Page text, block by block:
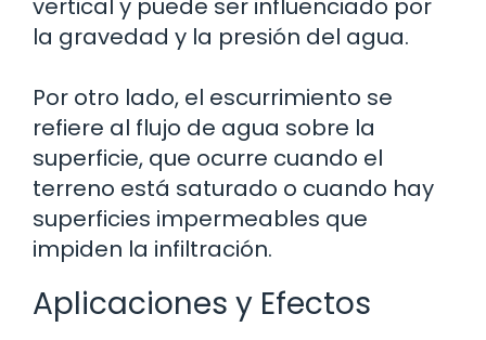
vertical y puede ser influenciado por
la gravedad y la presión del agua.
Por otro lado, el escurrimiento se
refiere al flujo de agua sobre la
superficie, que ocurre cuando el
terreno está saturado o cuando hay
superficies impermeables que
impiden la infiltración.
Aplicaciones y Efectos